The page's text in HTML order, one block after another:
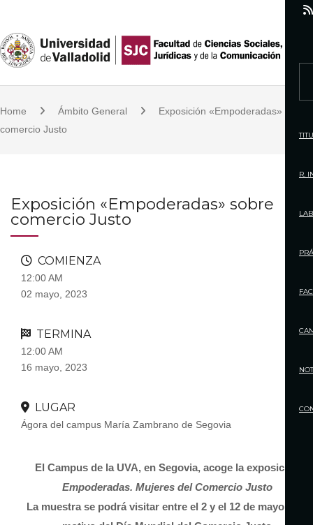
i
t
o
c
Home Ámbito General
Exposición «Empoderadas» sobre
comercio Justo
Exposición «Empoderadas» sobre
comercio Justo
COMIENZA
12:00 AM
02 mayo, 2023
TERMINA
12:00 AM
16 mayo, 2023
LUGAR
Ágora del campus María Zambrano de Segovia
El Campus de la UVA, en Segovia, acoge la exposición
Empoderadas. Mujeres del Comercio Justo
La muestra se podrá visitar entre el 2 y el 12 de mayo, con
r
h
o
:
R.